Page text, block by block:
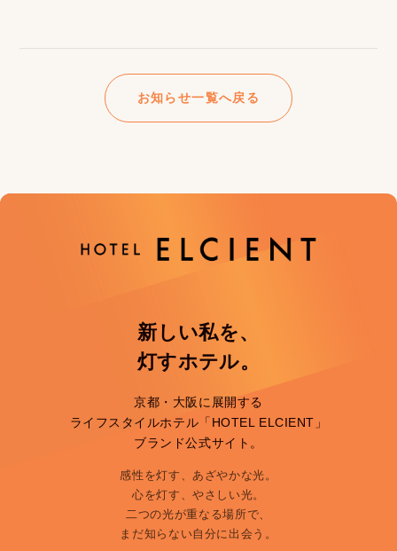
お知らせ一覧へ戻る
新しい私を、
灯すホテル。
京都・大阪に展開する
ライフスタイルホテル「HOTEL ELCIENT」
ブランド公式サイト。
感性を灯す、あざやかな光。
心を灯す、やさしい光。
二つの光が重なる場所で、
まだ知らない自分に出会う。